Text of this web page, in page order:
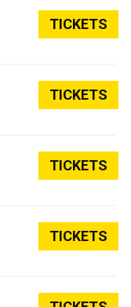
TICKETS
TICKETS
TICKETS
TICKETS